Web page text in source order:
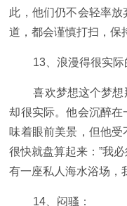
此，他们仍不会轻率
道，都会谨慎打扫，保
13、浪漫得很实际
喜欢梦想这个梦
却很实际。他会沉醉
味着眼前美景，但他
很快就盘算起来：”我
有一座私人海水浴场，
14、闷骚：